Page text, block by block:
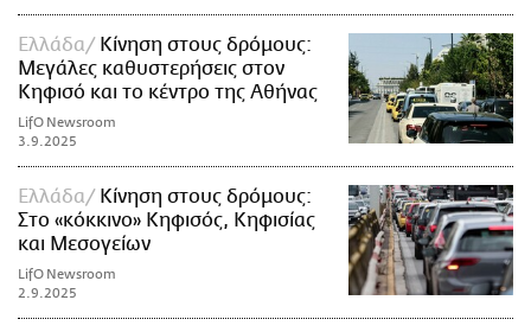
Ελλάδα
Κίνηση στους δρόμους:
Μεγάλες καθυστερήσεις στον
Κηφισό και το κέντρο της Αθήνας
LifO Newsroom
3.9.2025
Ελλάδα
Κίνηση στους δρόμους:
Στο «κόκκινο» Κηφισός, Κηφισίας
και Μεσογείων
LifO Newsroom
2.9.2025